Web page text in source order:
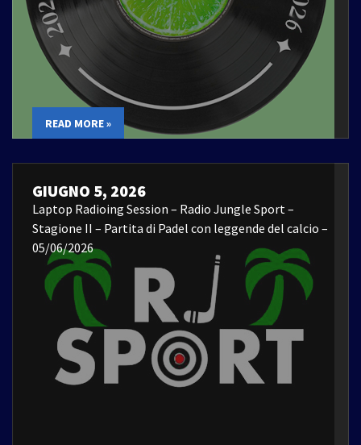
READ MORE »
GIUGNO 5, 2026
Laptop Radioing Session – Radio Jungle Sport –
Stagione II – Partita di Padel con leggende del calcio –
05/06/2026